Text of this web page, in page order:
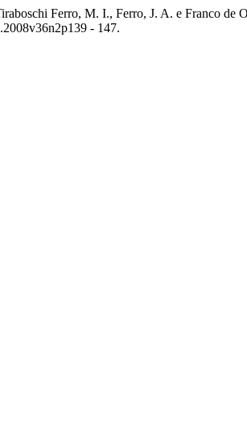
Ferro, M. I., Ferro, J. A. e Franco de
- 147.